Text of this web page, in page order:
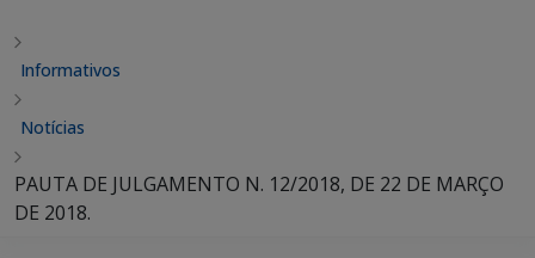
Informativos
Notícias
PAUTA DE JULGAMENTO N. 12/2018, DE 22 DE MARÇO
DE 2018.